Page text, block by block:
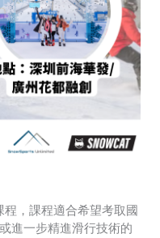
，課程適合希望考取國
進一步精進滑行技術的